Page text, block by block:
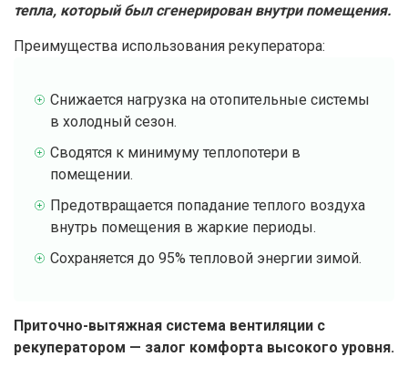
тепла, который был сгенерирован внутри помещения.
Преимущества использования рекуператора:
Снижается нагрузка на отопительные системы
в холодный сезон.
Сводятся к минимуму теплопотери в
помещении.
Предотвращается попадание теплого воздуха
внутрь помещения в жаркие периоды.
Сохраняется до 95% тепловой энергии зимой.
Приточно-вытяжная система вентиляции с
рекуператором — залог комфорта высокого уровня.